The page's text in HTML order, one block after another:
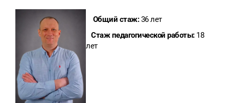
Общий стаж:36 лет
Стаж педагогической работы:18
лет